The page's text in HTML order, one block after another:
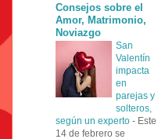
Consejos sobre el
Amor, Matrimonio,
Noviazgo
San
Valentín
impacta
en
parejas y
solteros,
según un experto - Este
14 de febrero se